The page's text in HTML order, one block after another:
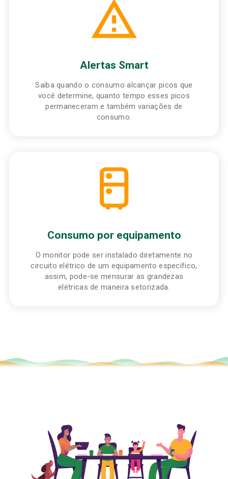
Alertas Smart
Saiba quando o consumo alcançar picos que
você determine, quanto tempo esses picos
permaneceram e também variações de
consumo.
Consumo por equipamento
O monitor pode ser instalado diretamente no
circuito elétrico de um equipamento específico,
assim, pode-se mensurar as grandezas
elétricas de maneira setorizada.